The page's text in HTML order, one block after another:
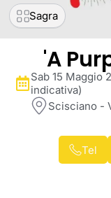
Sagra
'A
Sab 15 Maggio
indicativa)
Scisciano -
Tel